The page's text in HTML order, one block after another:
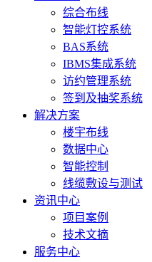
综合布线
智能灯控系统
BAS系统
IBMS集成系统
访约管理系统
签到及抽奖系统
解决方案
楼宇布线
数据中心
智能控制
线缆敷设与测试
资讯中心
项目案例
技术文摘
服务中心